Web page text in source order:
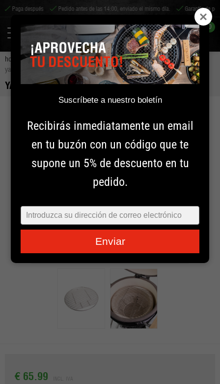
después Pedido antes de las 14:00, enviado el mismo día. Garantía de por vida*
0
home accesorios accesorios para barbacoas
parrillas de bbq
yakiniku rejilla estándar | medium
YAKINIKU REJILLA ESTÁNDAR | MEDIUM
€ 65.99
Suscríbete a nuestro boletín
Recibirás inmediatamente un email
en tu buzón con un código que te
supone un 5% de descuento en tu
pedido.
Typ
je
in
Enviar